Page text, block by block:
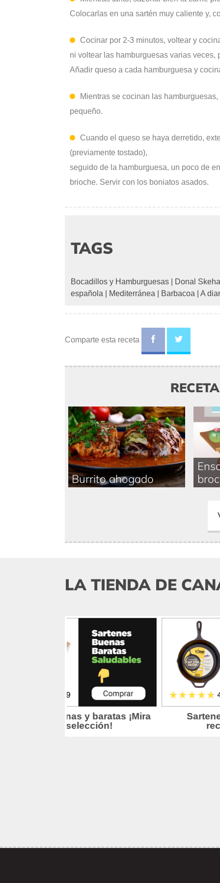
Colocarlas en una sartén muy caliente y,
Cocinar por 2-3 minutos, voltear y
ni voltear las hamburguesas varias veces,
Añadir queso a cada hamburguesa y
Mientras se cocinan las
pequeño.
Cuando el queso se haya derretido,
(previamente tostado),
seguido de la hamburguesa, un poco de
brioche. Servir con los boniatos asados.
TAGS
Bocadillos y Hamburguesas
Donal
española
Mediterránea Barbacoa A
Comparte esta receta
Burrito ahogado
LA TIENDA DE